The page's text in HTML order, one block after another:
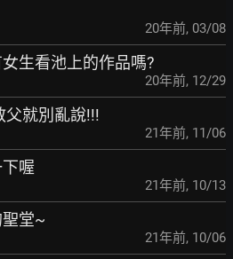
20年前, 03/08
生看池上的作品嗎?
20年前, 12/29
父就別亂說!!!
21年前, 11/06
下喔
21年前, 10/13
聖堂~
21年前, 10/06